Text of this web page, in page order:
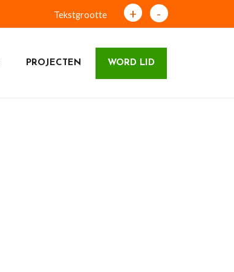
Tekstgrootte + -
PROJECTEN WORD LID